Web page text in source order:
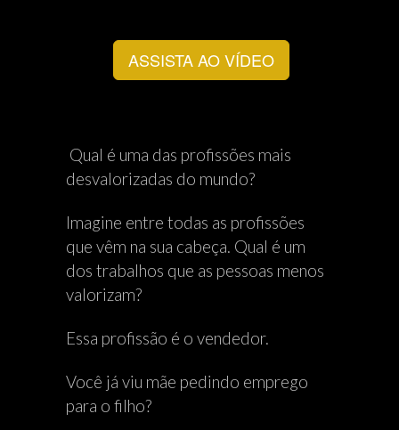
ASSISTA AO VÍDEO
Qual é uma das profissões mais
desvalorizadas do mundo?
Imagine entre todas as profissões
que vêm na sua cabeça. Qual é um
dos trabalhos que as pessoas menos
valorizam?
Essa profissão é o vendedor.
Você já viu mãe pedindo emprego
para o filho?